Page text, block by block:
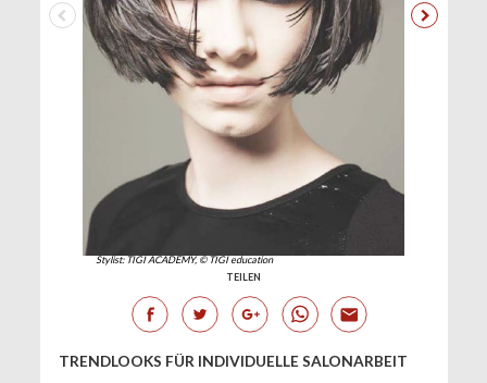
Stylist: TIGI ACADEMY, © TIGI education
TEILEN
TRENDLOOKS FÜR INDIVIDUELLE SALONARBEIT